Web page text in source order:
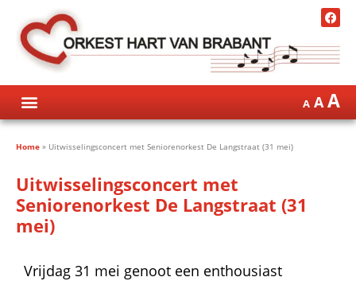
A A A
Home » Uitwisselingsconcert met Seniorenorkest De Langstraat (31 mei)
Uitwisselingsconcert met
Seniorenorkest De Langstraat (31
mei)
Vrijdag 31 mei genoot een enthousiast